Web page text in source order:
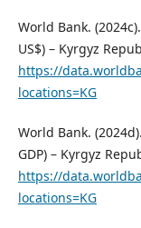
World Bank.
US$) – Kyrgyz
https://
locations=KG
World Bank.
GDP) – Kyrgyz
https://
locations=KG